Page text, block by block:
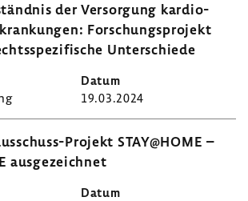
der Versor­gung kardio­
Forschungs­pro­jekt
Unter­schiede
19.03.2024
​Projekt STAY@HOME –
ausge­zeichnet